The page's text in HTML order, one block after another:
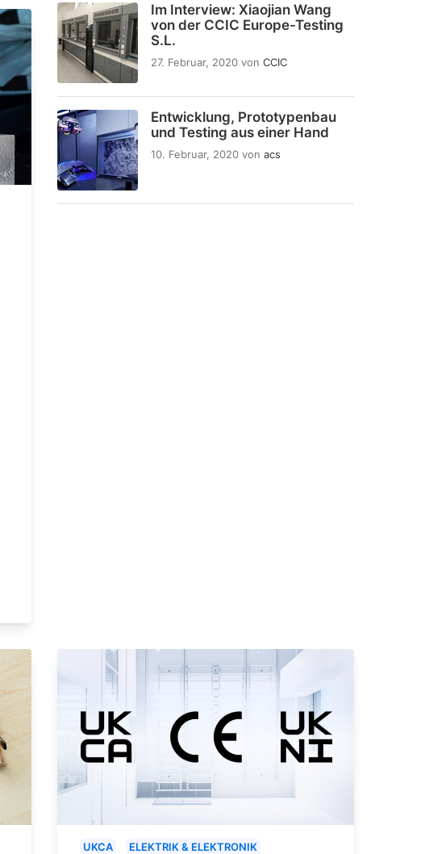
Im Interview: Xiaojian Wang
von der CCIC Europe-Testing
S.L.
27. Februar, 2020 von CCIC
Entwicklung, Prototypenbau
und Testing aus einer Hand
10. Februar, 2020 von acs
UKCA ELEKTRIK & ELEKTRONIK